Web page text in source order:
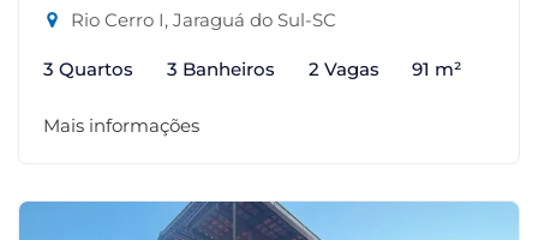
Rio Cerro I, Jaraguá do Sul-SC
3 Quartos 3 Banheiros 2 Vagas 91 m²
Mais informações